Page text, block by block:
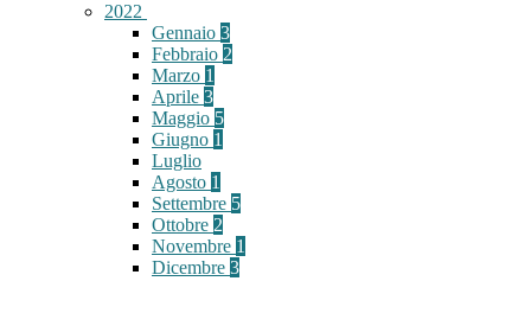
2022
Gennaio 3
Febbraio 2
Marzo 1
Aprile 3
Maggio 5
Giugno 1
Luglio
Agosto 1
Settembre 5
Ottobre 2
Novembre 1
Dicembre 3